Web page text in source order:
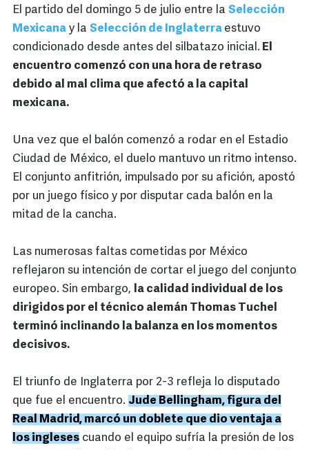
El partido del domingo 5 de julio entre la Selección
Mexicana y la Selección de Inglaterra estuvo
condicionado desde antes del silbatazo inicial. El
encuentro comenzó con una hora de retraso
debido al mal clima que afectó a la capital
mexicana.
Una vez que el balón comenzó a rodar en el Estadio
Ciudad de México, el duelo mantuvo un ritmo intenso.
El conjunto anfitrión, impulsado por su afición, apostó
por un juego físico y por disputar cada balón en la
mitad de la cancha.
Las numerosas faltas cometidas por México
reflejaron su intención de cortar el juego del conjunto
europeo. Sin embargo, la calidad individual de los
dirigidos por el técnico alemán Thomas Tuchel
terminó inclinando la balanza en los momentos
decisivos.
El triunfo de Inglaterra por 2-3 refleja lo disputado
que fue el encuentro. Jude Bellingham, figura del
Real Madrid, marcó un doblete que dio ventaja a
los ingleses cuando el equipo sufría la presión de los